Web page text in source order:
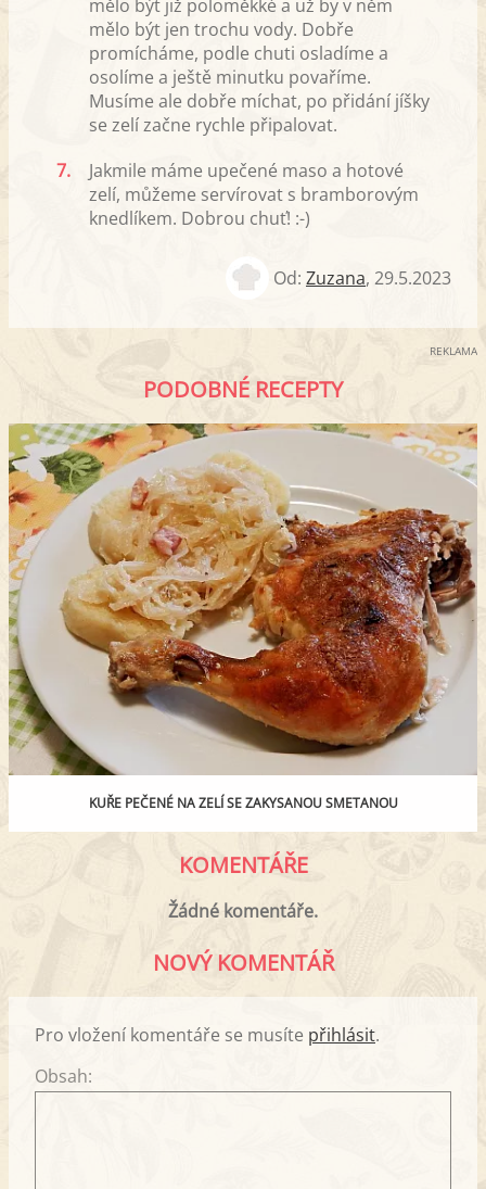
mělo být již poloměkké a už by v něm
mělo být jen trochu vody. Dobře
promícháme, podle chuti osladíme a
osolíme a ještě minutku povaříme.
Musíme ale dobře míchat, po přidání jíšky
se zelí začne rychle připalovat.
7.
Jakmile máme upečené maso a hotové
zelí, můžeme servírovat s bramborovým
knedlíkem. Dobrou chuť! :-)
Od: Zuzana, 29.5.2023
REKLAMA
PODOBNÉ RECEPTY
KUŘE PEČENÉ NA ZELÍ SE ZAKYSANOU SMETANOU
KOMENTÁŘE
Žádné komentáře.
NOVÝ KOMENTÁŘ
Pro vložení komentáře se musíte přihlásit.
Obsah: